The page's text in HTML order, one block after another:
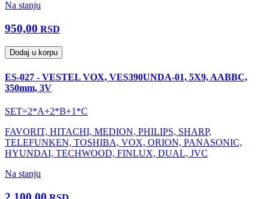
Na stanju
950,00 RSD
Dodaj u korpu
ES-027 - VESTEL VOX, VES390UNDA-01, 5X9, AABBC,
350mm, 3V
SET=2*A+2*B+1*C
FAVORIT, HITACHI, MEDION, PHILIPS, SHARP,
TELEFUNKEN, TOSHIBA, VOX, ORION, PANASONIC,
HYUNDAI, TECHWOOD, FINLUX, DUAL, JVC
Na stanju